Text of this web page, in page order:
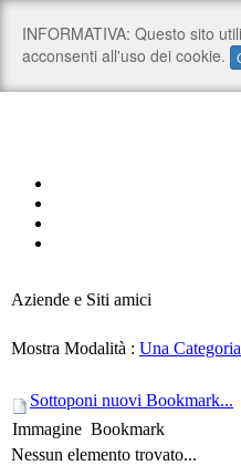
Aziende e Siti amici
Mostra Modalità : Una Categoria
Sottoponi nuovi Bookmark...
Immagine Bookmark
Nessun elemento trovato...